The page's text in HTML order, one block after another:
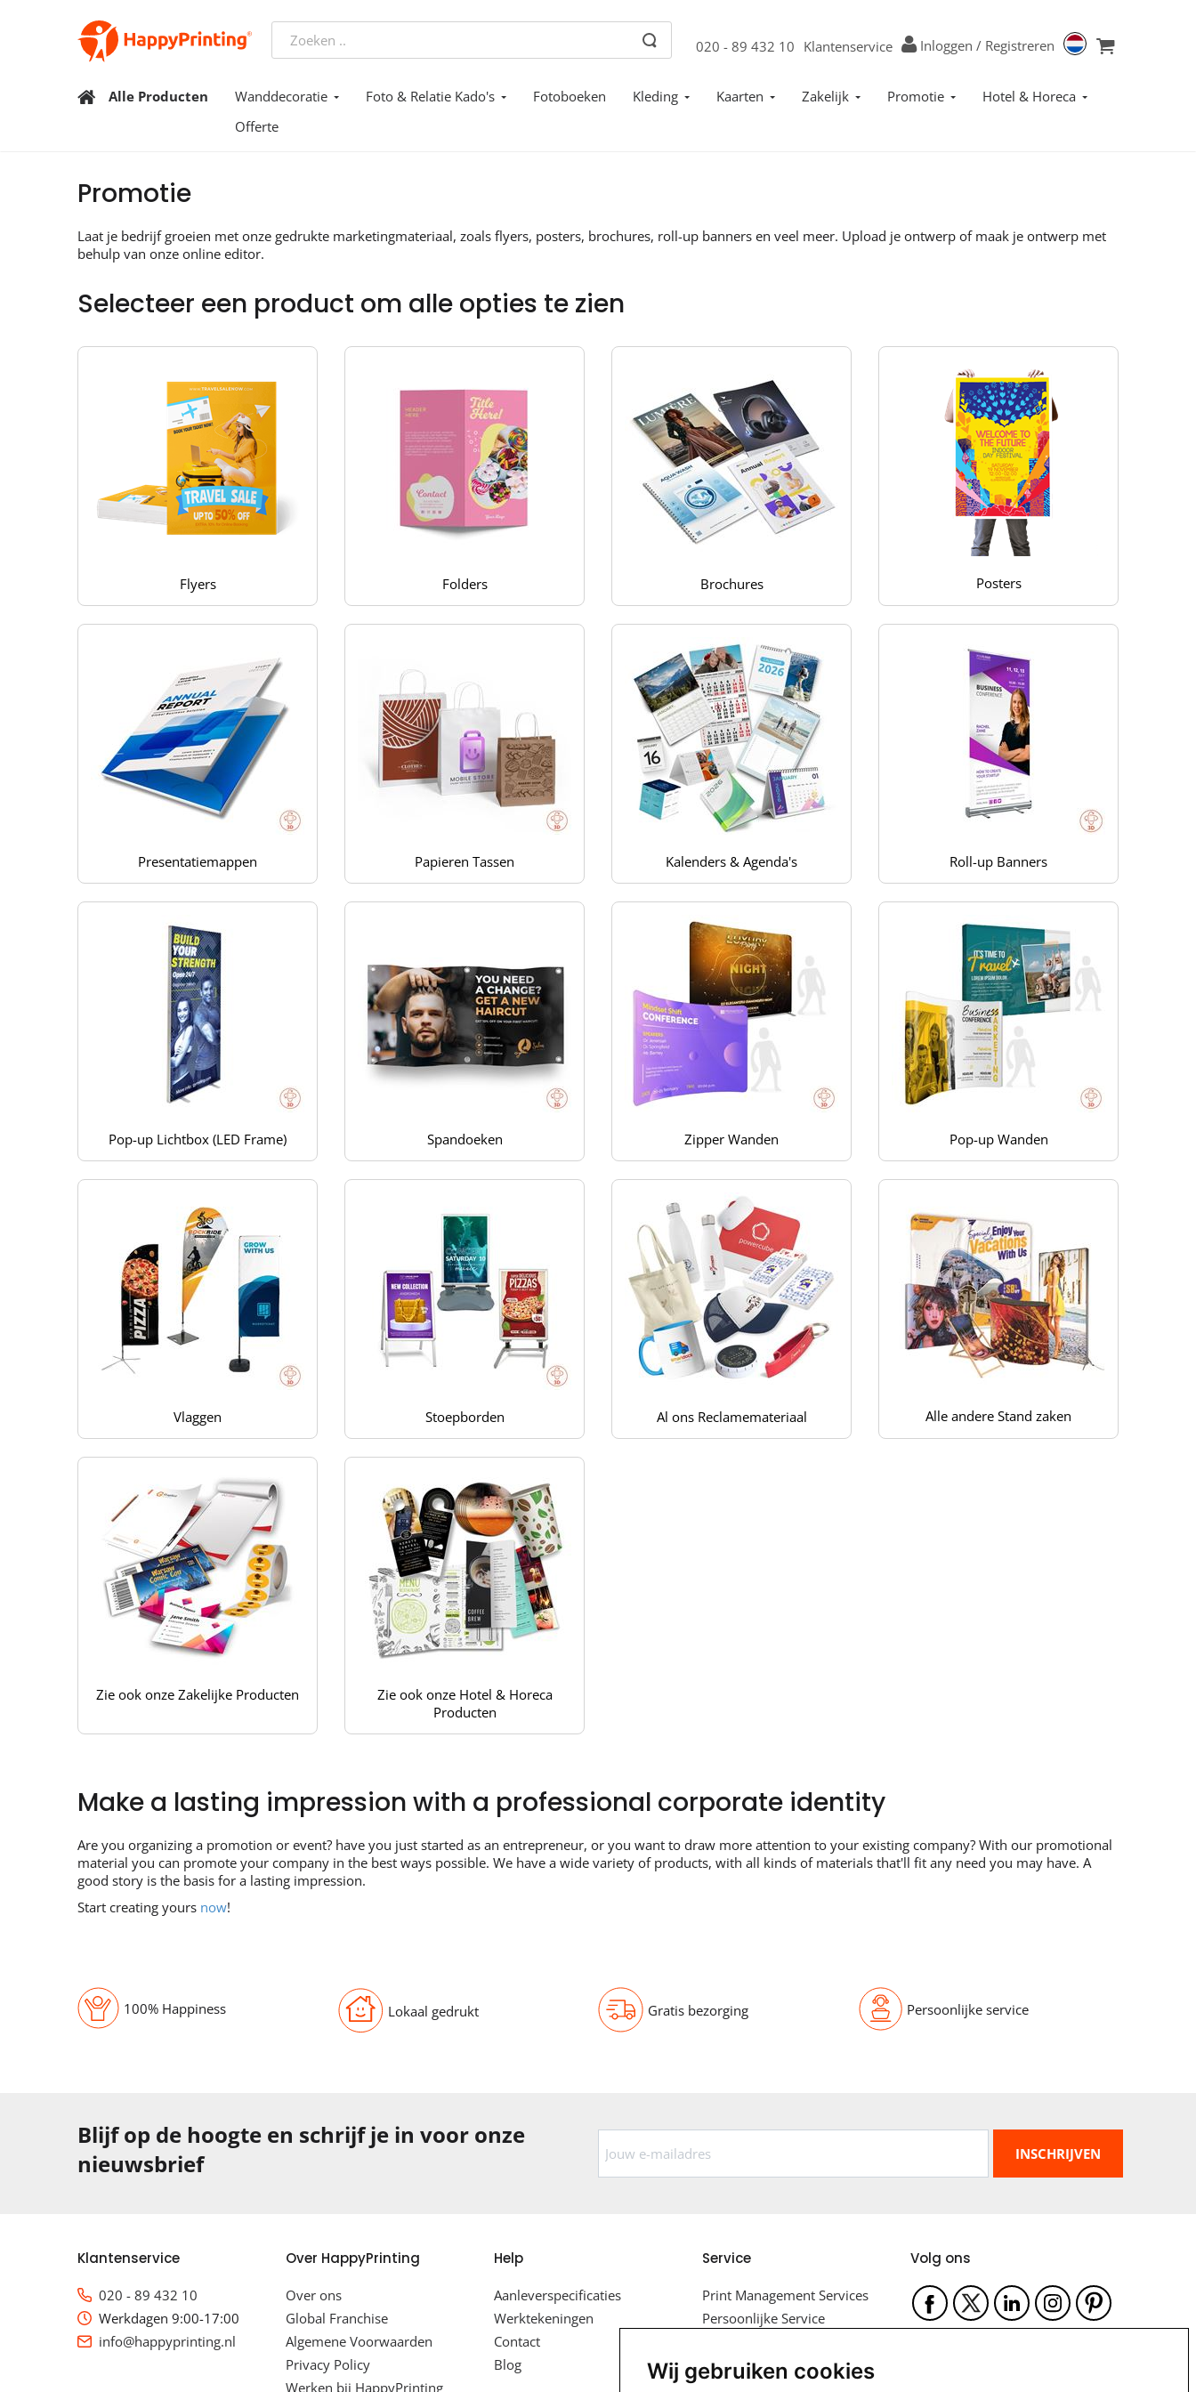
Wij gebruiken cookies
020 - 89 432 10 Klantenservice Inloggen / Registreren
Alle Producten Wanddecoratie Foto & Relatie Kado's Fotoboeken Kleding Kaarten Zakelijk Promotie
Hotel & Horeca
Offerte
Promotie
Laat je bedrijf groeien met onze gedrukte marketingmateriaal, zoals flyers, posters, brochures, roll-up banners en veel meer. Upload je ontwerp of maak je ontwerp met
behulp van onze online editor.
Selecteer een product om alle opties te zien
Flyers Folders Brochures Posters
Presentatiemappen Papieren Tassen Kalenders & Agenda's Roll-up Banners
Pop-up Lichtbox (LED Frame) Spandoeken Zipper Wanden Pop-up Wanden
Vlaggen Stoepborden Al ons Reclamemateriaal Alle andere Stand zaken
Zie ook onze Zakelijke Producten
Zie ook onze Hotel & Horeca
Producten
Make a lasting impression with a professional corporate identity
Are you organizing a promotion or event? have you just started as an entrepreneur, or you want to draw more attention to your existing company? With our promotional
material you can promote your company in the best ways possible. We have a wide variety of products, with all kinds of materials that'll fit any need you may have. A
good story is the basis for a lasting impression.
Start creating yours now!
100% Happiness Lokaal gedrukt Gratis bezorging Persoonlijke service
Blijf op de hoogte en schrijf je in voor onze
nieuwsbrief
Klantenservice
020 - 89 432 10
Werkdagen 9:00-17:00
info@happyprinting.nl
Over HappyPrinting
Over ons
Global Franchise
Algemene Voorwaarden
Privacy Policy
Werken bij HappyPrinting
Help
Aanleverspecificaties
Werktekeningen
Contact
Blog
Service
Print Management Services
Persoonlijke Service
Gratis Levering
Volg ons